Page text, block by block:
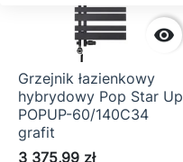

Grzejnik łazienkowy
hybrydowy Pop Star Up
POPUP-60/140C34
grafit
3 375,99 zł